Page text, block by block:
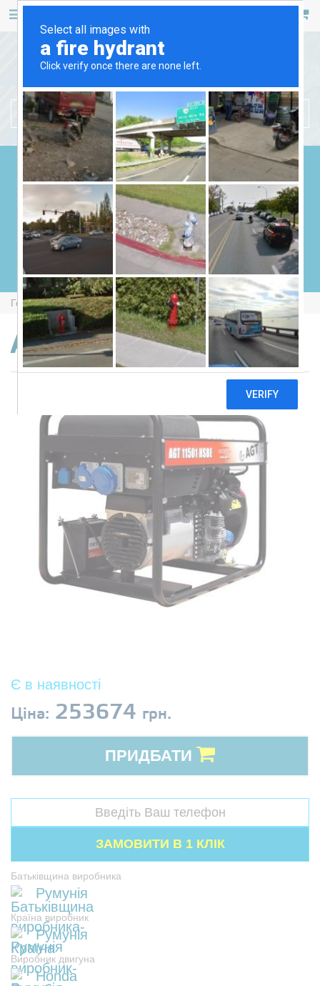
БЕНЗИНОВІ ГЕНЕРАТОРИ
ДИЗЕЛЬНІ ГЕНЕРАТОРИ
ГАЗОВІ ГЕНЕРАТОРИ
ЗВАРЮВАЛЬНІ ГЕНЕРАТОРИ
ГЕНЕРАТОРИ ВІД ВВП
Головна Бензинові Генератори AGT 11501 HSBE R16
AGT 11501 HSBE R16
Є в наявності
Ціна: 253674 грн.
ПРИДБАТИ
Батьківщина виробника
Румунія
Країна виробник
Румунія
Виробник двигуна
Honda